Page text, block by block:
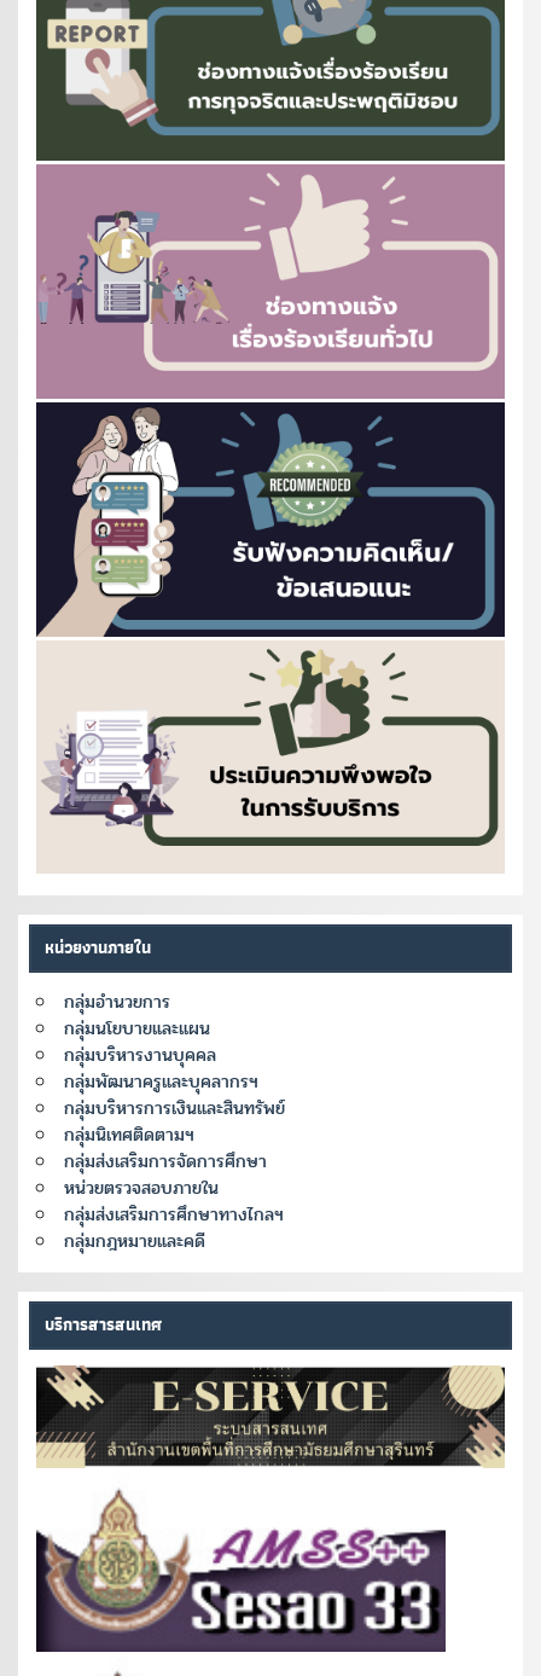
หน่วยงานภายใน
กลุ่มอำนวยการ
กลุ่มนโยบายและแผน
กลุ่มบริหารงานบุคคล
กลุ่มพัฒนาครูและบุคลากรฯ
กลุ่มบริหารการเงินและสินทรัพย์
กลุ่มนิเทศติดตามฯ
กลุ่มส่งเสริมการจัดการศึกษา
หน่วยตรวจสอบภายใน
กลุ่มส่งเสริมการศึกษาทางไกลฯ
กลุ่มกฎหมายและคดี
บริการสารสนเทศ